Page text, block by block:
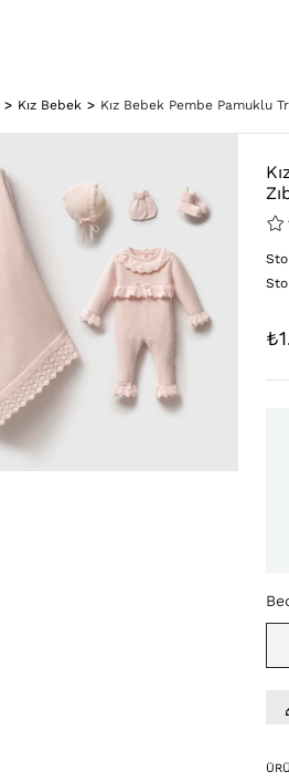
Kız Bebek Kız Bebek Pembe Pamuklu